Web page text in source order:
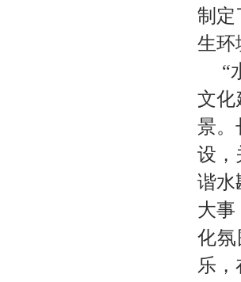
制定
生环
“
文化
景。
设，
谐水
大事
化
乐